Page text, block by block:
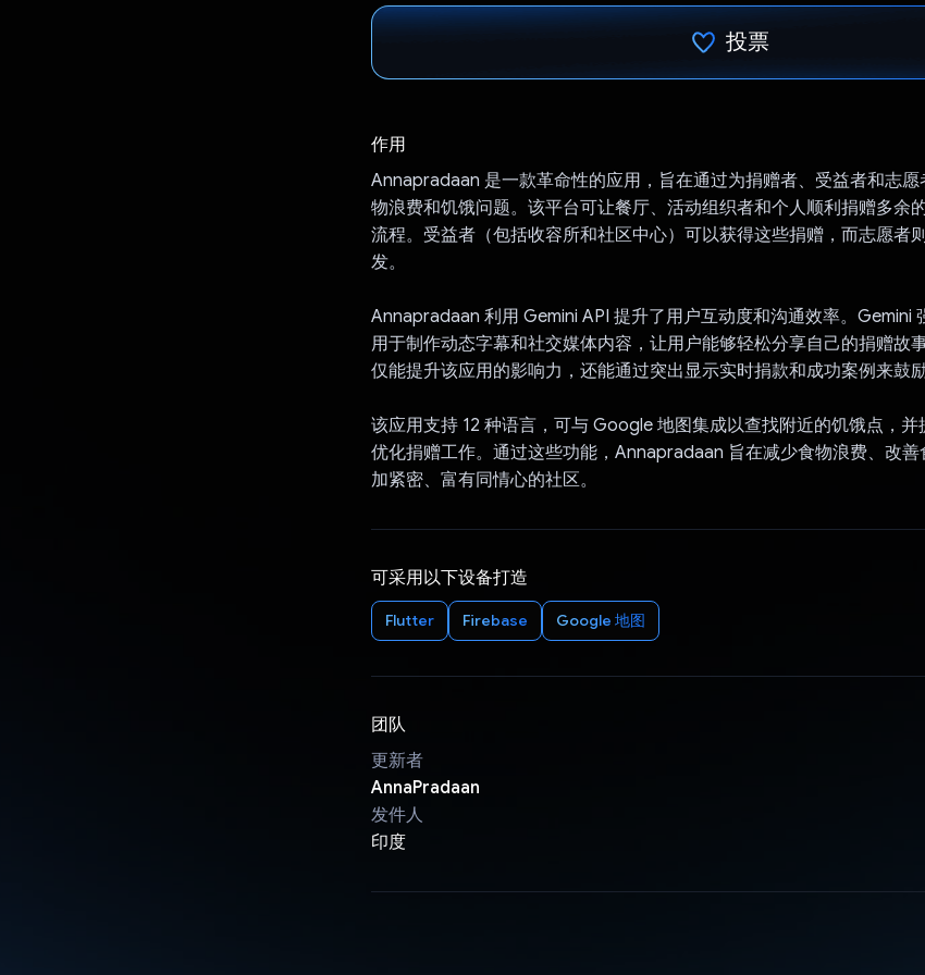
投票
作用
Annapradaan 是一款革命性的应用，旨在通过为捐赠者、受益者和志
物浪费和饥饿问题。该平台可让餐厅、活动组织者和个人顺利捐赠多余
流程。受益者（包括收容所和社区中心）可以获得这些捐赠，而志愿者
发。
Annapradaan 利用 Gemini API 提升了用户互动度和沟通效率。Gemini
用于制作动态字幕和社交媒体内容，让用户能够轻松分享自己的捐赠故
仅能提升该应用的影响力，还能通过突出显示实时捐款和成功案例来鼓励
该应用支持 12 种语言，可与 Google 地图集成以查找附近的饥饿点，
优化捐赠工作。通过这些功能，Annapradaan 旨在减少食物浪费、改
加紧密、富有同情心的社区。
可采用以下设备打造
Flutter Firebase Google 地图
团队
更新者
AnnaPradaan
发件人
印度